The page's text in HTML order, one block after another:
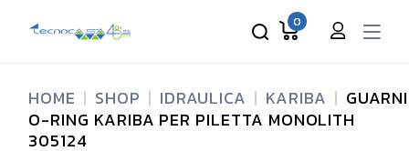
0
HOME SHOP IDRAULICA KARIBA
O-RING KARIBA PER PILETTA MONOLITH
305124